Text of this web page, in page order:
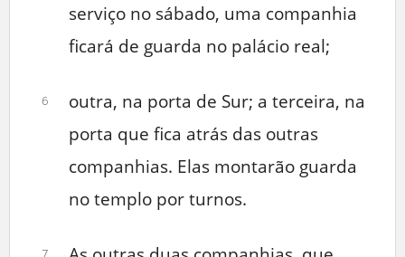
serviço no sábado, uma companhia
ficará de guarda no palácio real;
6
outra, na porta de Sur; a terceira, na
porta que fica atrás das outras
companhias. Elas montarão guarda
no templo por turnos.
7